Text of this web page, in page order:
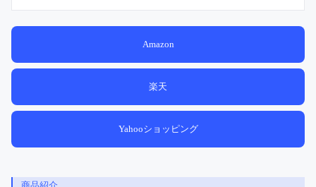
Amazon
楽天
Yahooショッピング